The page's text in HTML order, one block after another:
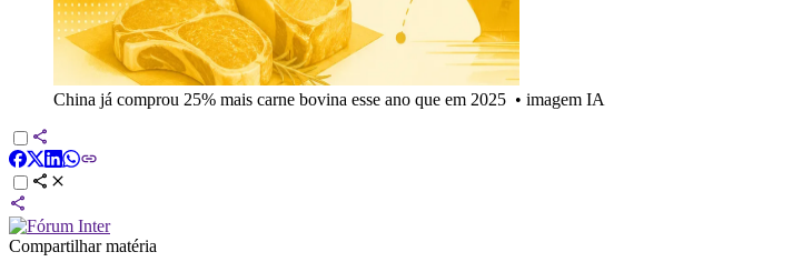
China já comprou 25% mais carne bovina esse ano que em 2025 • imagem IA
Compartilhar matéria